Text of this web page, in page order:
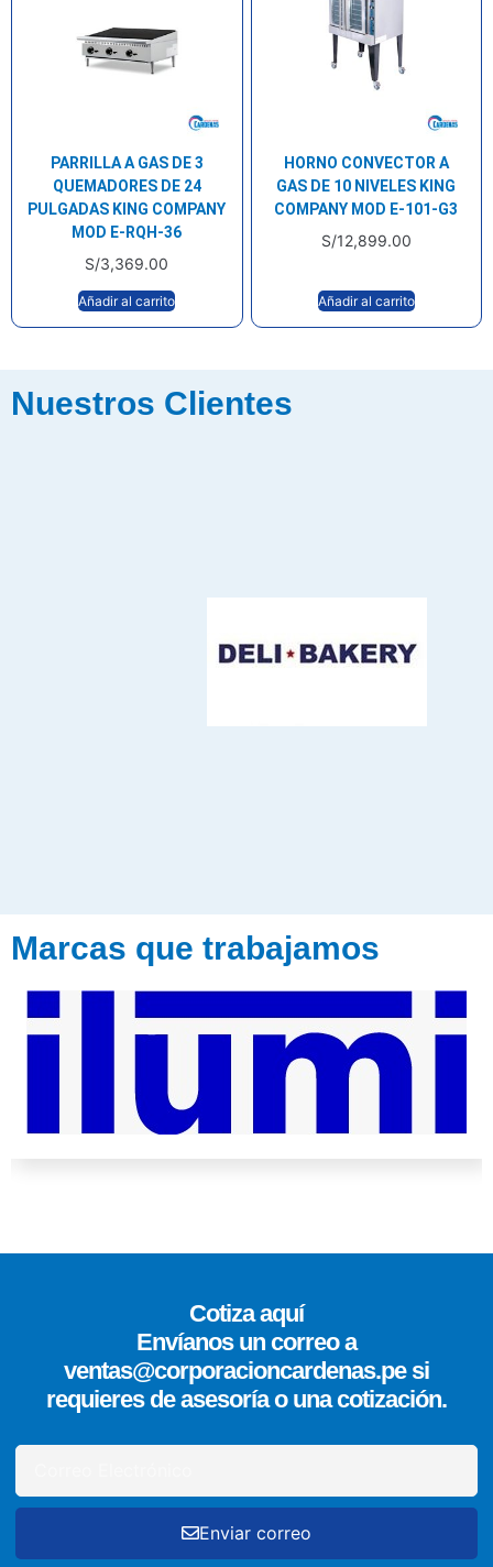
PARRILLA A GAS DE 3
QUEMADORES DE 24
PULGADAS KING COMPANY
MOD E-RQH-36
S/3,369.00
Añadir al carrito
HORNO CONVECTOR A
GAS DE 10 NIVELES KING
COMPANY MOD E-101-G3
S/12,899.00
Añadir al carrito
Nuestros Clientes
Marcas que trabajamos
Cotiza aquí
Envíanos un correo a
ventas@corporacioncardenas.pe si
requieres de asesoría o una cotización.
Enviar correo